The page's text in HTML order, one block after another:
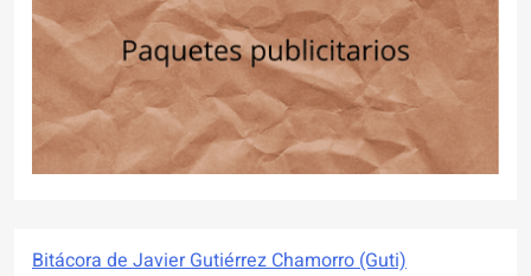
Bitácora de Javier Gutiérrez Chamorro (Guti)